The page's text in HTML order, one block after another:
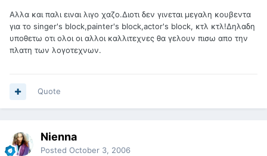
Αλλα και παλι ειναι λιγο χαζο.Διοτι δεν γινεται μεγαλη κουβεντα
για το singer's block,painter's block,actor's block, κτλ κτλ!Δηλαδη
υποθετω οτι ολοι οι αλλοι καλλιτεχνες θα γελουν πισω απο την
πλατη των λογοτεχνων.
Quote
Nienna
Posted October 3, 2006